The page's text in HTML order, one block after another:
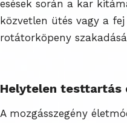
esések során a kar
közvetlen ütés vagy a
rotátorköpeny
Helytelen testtartás
A mozgásszegény